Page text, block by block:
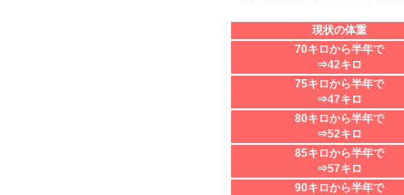
現状の体重
70キロから半年で
⇒42キロ
75キロから半年で
⇒47キロ
80キロから半年で
⇒52キロ
85キロから半年で
⇒57キロ
90キロから半年で